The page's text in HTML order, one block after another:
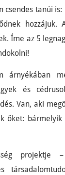
csendes tanúi
hozzájuk.
Íme az 5
árnyékában
és
Van, aki
őket:
projektje